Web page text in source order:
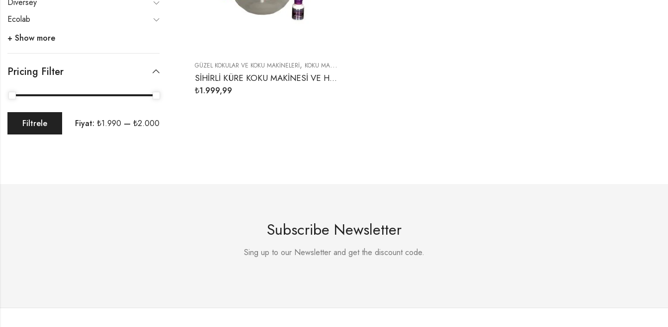
GÜZEL KOKULAR VE KOKU MAKINELERI, KOKU MAKINELERI
SİHİRLİ KÜRE KOKU MAKİNESİ VE HAVA TEMİZLEYİCİ
₺1.999,99
Ecolab
+ Show more
Pricing Filter
Filtrele Fiyat: ₺1.990 — ₺2.000
Subscribe Newsletter
Sing up to our Newsletter and get the discount code.